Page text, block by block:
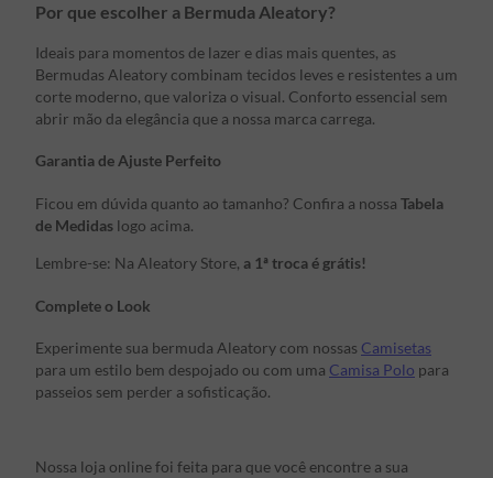
Por que escolher a Bermuda Aleatory?
Ideais para momentos de lazer e dias mais quentes, as
Bermudas Aleatory combinam tecidos leves e resistentes a um
corte moderno, que valoriza o visual. Conforto essencial sem
abrir mão da elegância que a nossa marca carrega.
Garantia de Ajuste Perfeito
Ficou em dúvida quanto ao tamanho? Confira a nossa Tabela
de Medidas logo acima.
Lembre-se: Na Aleatory Store, a 1ª troca é grátis!
Complete o Look
Experimente sua bermuda Aleatory com nossas Camisetas
para um estilo bem despojado ou com uma Camisa Polo para
passeios sem perder a sofisticação.
Nossa loja online foi feita para que você encontre a sua